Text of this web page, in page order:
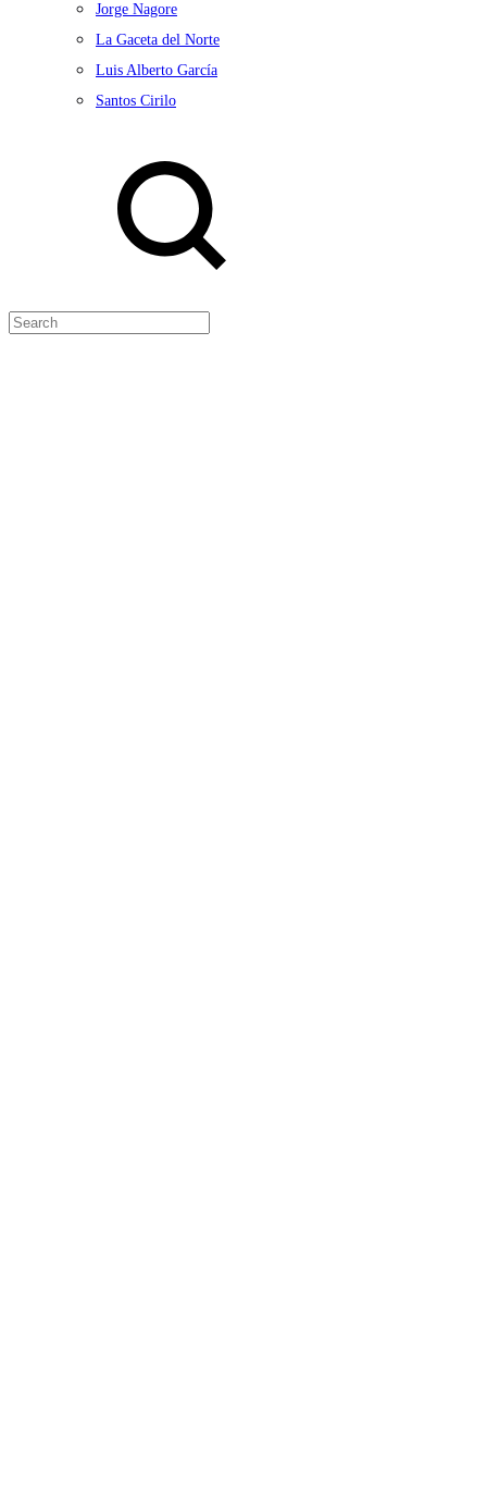
Jorge Nagore
La Gaceta del Norte
Luis Alberto García
Santos Cirilo